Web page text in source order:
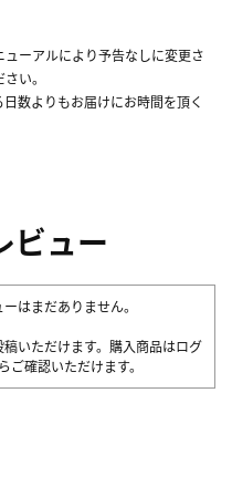
ーアルにより予告なしに変更さ
い。
数よりもお届けにお時間を頂く
ビュー
はまだありません。
いただけます。購入商品はログ
ご確認いただけます。